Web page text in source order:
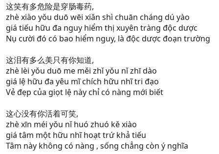
这笑有多危险是穿肠毒药,
zhè xiào yǒu duō wēi xiǎn shì chuān cháng dú yào
giá tiếu hữu đa nguy hiểm thị xuyên tràng độc dược
Nụ cười đó có bao hiểm nguy, là độc dược đoạn trường
这泪有多么美只有你知道,
zhè lèi yǒu duō me měi zhǐ yǒu nǐ zhī dào
giá lệ hữu đa yêu mĩ chích hữu nhĩ tri đạo
Vẻ đẹp của giọt lệ này chỉ có nàng mới biết
这心没有你活着可笑,
zhè xīn méi yǒu nǐ huó zhuó kě xiào
giá tâm một hữu nhĩ hoạt trứ khả tiếu
Tâm này không có nàng , sống chẳng còn ý nghĩa